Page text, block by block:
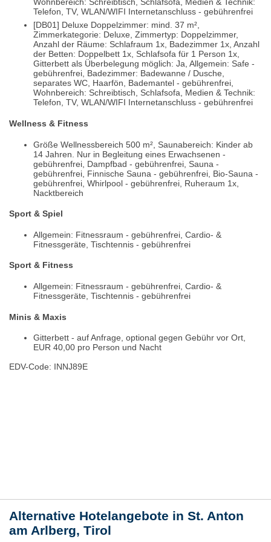
Wohnbereich: Schreibtisch, Schlafsofa, Medien & Technik:
Telefon, TV, WLAN/WIFI Internetanschluss - gebührenfrei
[DB01] Deluxe Doppelzimmer: mind. 37 m²,
Zimmerkategorie: Deluxe, Zimmertyp: Doppelzimmer,
Anzahl der Räume: Schlafraum 1x, Badezimmer 1x, Anzahl
der Betten: Doppelbett 1x, Schlafsofa für 1 Person 1x,
Gitterbett als Überbelegung möglich: Ja, Allgemein: Safe -
gebührenfrei, Badezimmer: Badewanne / Dusche,
separates WC, Haarfön, Bademantel - gebührenfrei,
Wohnbereich: Schreibtisch, Schlafsofa, Medien & Technik:
Telefon, TV, WLAN/WIFI Internetanschluss - gebührenfrei
Wellness & Fitness
Größe Wellnessbereich 500 m², Saunabereich: Kinder ab
14 Jahren. Nur in Begleitung eines Erwachsenen -
gebührenfrei, Dampfbad - gebührenfrei, Sauna -
gebührenfrei, Finnische Sauna - gebührenfrei, Bio-Sauna -
gebührenfrei, Whirlpool - gebührenfrei, Ruheraum 1x,
Nacktbereich
Sport & Spiel
Allgemein: Fitnessraum - gebührenfrei, Cardio- &
Fitnessgeräte, Tischtennis - gebührenfrei
Sport & Fitness
Allgemein: Fitnessraum - gebührenfrei, Cardio- &
Fitnessgeräte, Tischtennis - gebührenfrei
Minis & Maxis
Gitterbett - auf Anfrage, optional gegen Gebühr vor Ort,
EUR 40,00 pro Person und Nacht
EDV-Code: INNJ89E
Alternative Hotelangebote in St. Anton
am Arlberg, Tirol